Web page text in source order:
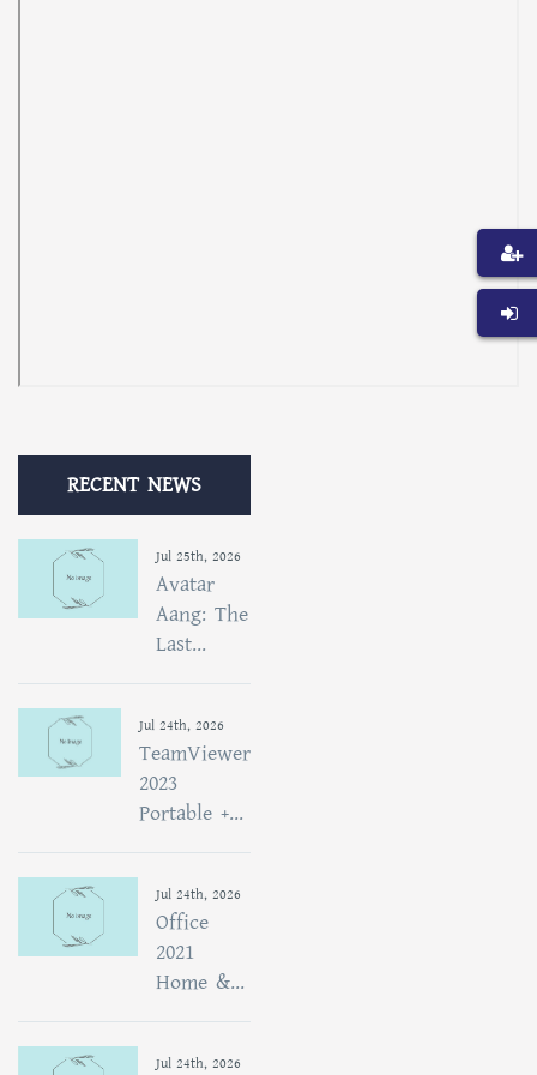
RECENT NEWS
Jul 25th, 2026
Avatar
Aang: The
Last...
Jul 24th, 2026
TeamViewer
2023
Portable +...
Jul 24th, 2026
Office
2021
Home &...
Jul 24th, 2026